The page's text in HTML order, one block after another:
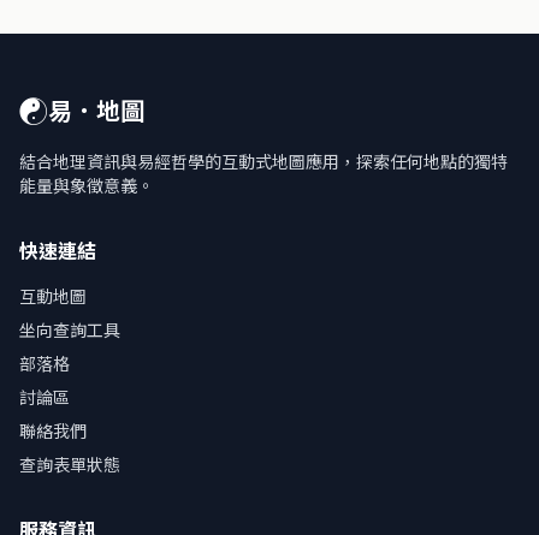
☯易．地圖
結合地理資訊與易經哲學的互動式地圖應用，探索任何地點的獨特
能量與象徵意義。
快速連結
互動地圖
坐向查詢工具
部落格
討論區
聯絡我們
查詢表單狀態
服務資訊